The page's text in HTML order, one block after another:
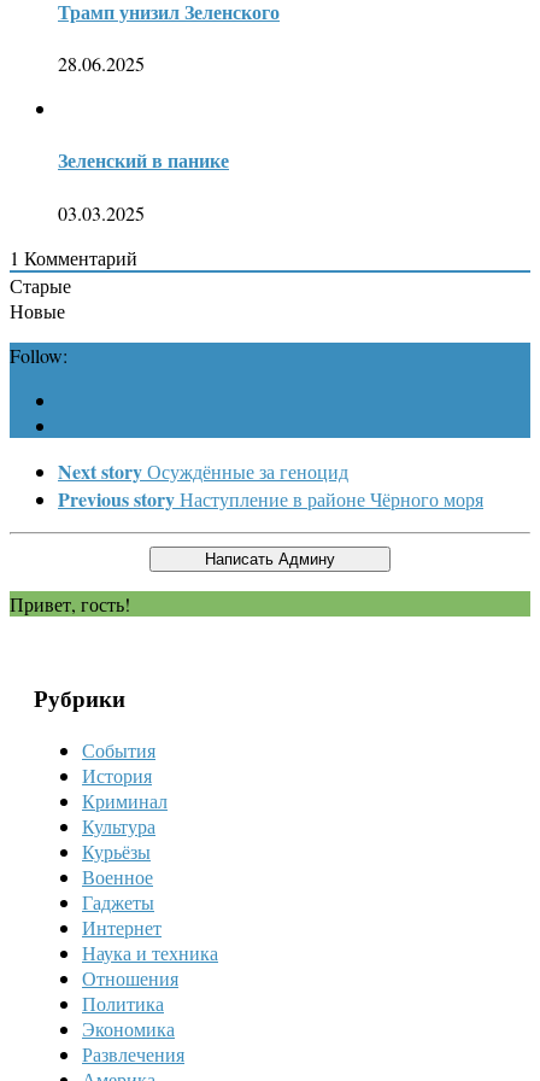
Трамп унизил Зеленского
28.06.2025
Зеленский в панике
03.03.2025
1 Комментарий
Старые
Новые
Follow:
Next storyОсуждённые за геноцид
Previous storyНаступление в районе Чёрного моря
Привет, гость!
Рубрики
События
История
Криминал
Культура
Курьёзы
Военное
Гаджеты
Интернет
Наука и техника
Отношения
Политика
Экономика
Развлечения